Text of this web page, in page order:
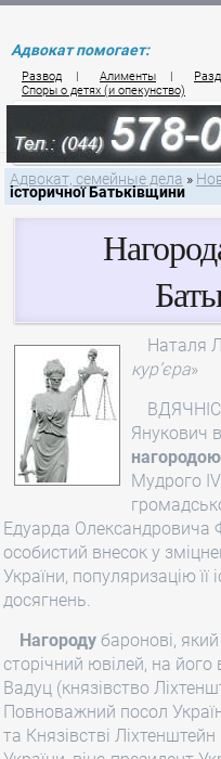
Адвокат помогает:
Развод | Алименты |
Споры о детях (и опекунство)
Цены на услуги по семейному
Контакты семейного юриста
Адвокат, семейные дела »
історичної Батьківщини
Наталя
кур’єра»
Янукович
нагородою
Мудрого
Едуарда Олександровича
особистий внесок у
України, популяризацію її
досягнень.
Нагороду баронові,
сторічний ювілей, на його
Вадуц (князівство
Повноважний посол
та Князівстві